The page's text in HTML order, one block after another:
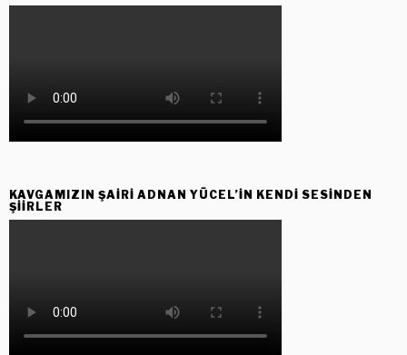
KAVGAMIZIN ŞAIRI ADNAN YÜCEL’IN KENDI SESINDEN
ŞIIRLER